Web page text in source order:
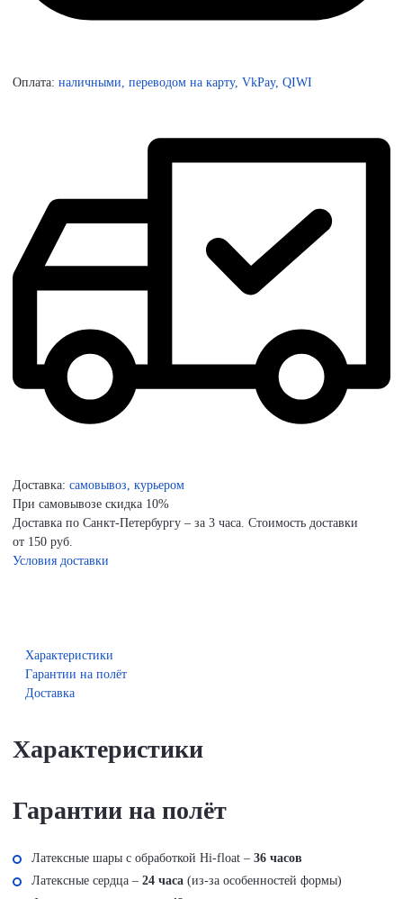
Оплата: наличными, переводом на карту, VkPay, QIWI
Доставка: самовывоз, курьером
При самовывозе скидка 10%
Доставка по Санкт-Петербургу – за 3 часа. Стоимость доставки
от 150 руб.
Условия доставки
Характеристики
Гарантии на полёт
Доставка
Характеристики
Гарантии на полёт
Латексные шары с обработкой Hi-float – 36 часов
Латексные сердца – 24 часа (из-за особенностей формы)